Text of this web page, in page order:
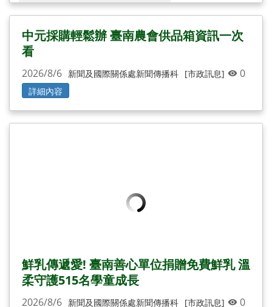
中元採購輕鬆辦 臺南農會供品箱資訊一次
看
2026/8/6 新聞及國際關係處新聞傳播科 [市政訊息] 0
詳細內容
鮮乳傳遞愛! 臺南善心單位捐贈免費鮮乳 溫
柔守護515名學童成長
2026/8/6 新聞及國際關係處新聞傳播科 [市政訊息] 0